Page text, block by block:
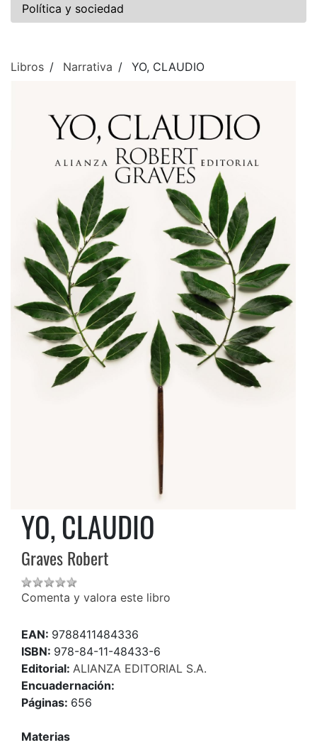
Política y sociedad
Libros Narrativa YO, CLAUDIO
YO, CLAUDIO
Graves Robert
Comenta y valora este libro
EAN: 9788411484336
ISBN: 978-84-11-48433-6
Editorial: ALIANZA EDITORIAL S.A.
Encuadernación:
Páginas: 656
Materias